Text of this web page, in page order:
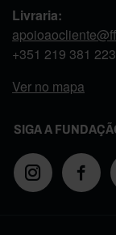
Livraria:
+351 219 381 223
Ver no mapa
SIGA A